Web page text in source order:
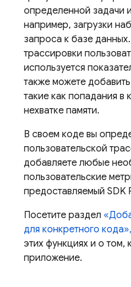
определенной задачи
например, загрузки
запроса к базе
трассировки
используется
также можете
такие как попадания
нехватке памяти.
В своем коде вы
пользовательской
добавляете любые
пользовательские
предоставляемый SDK
Посетите раздел
для конкретного кода»,
этих функциях и о том,
приложение.